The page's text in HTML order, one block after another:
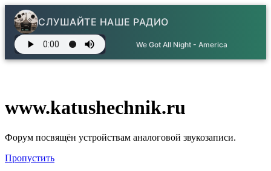
СЛУШАЙТЕ НАШЕ РАДИО
We Got All Night - America
www.katushechnik.ru
Форум посвящён устройствам аналоговой звукозаписи.
Пропустить